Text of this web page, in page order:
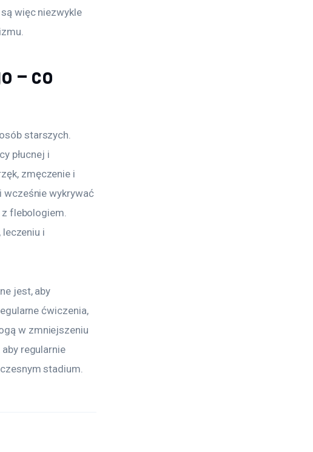
więc niezwykle
– co
starszych.
płucnej i
zmęczenie i
wcześnie wykrywać
flebologiem.
i
jest, aby
ćwiczenia,
w zmniejszeniu
regularnie
stadium.